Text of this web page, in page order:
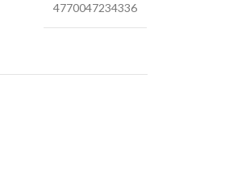
4770047234336